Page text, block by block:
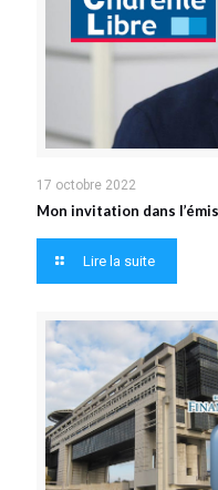
17 octobre 2022
Mon invitation dans
Lire la suite